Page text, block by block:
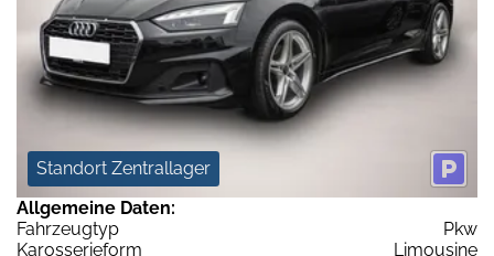
Standort Zentrallager
Allgemeine Daten:
Fahrzeugtyp
Pkw
Karosserieform
Limousine